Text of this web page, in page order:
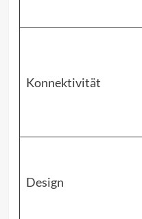
Konnektivität
Design